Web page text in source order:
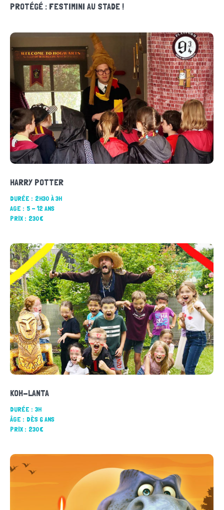
PROTÉGÉ : FESTIMINI AU STADE !
HARRY POTTER
DURÉE : 2H30 À 3H
AGE : 5 - 12 ANS
PRIX : 230€
KOH-LANTA
DURÉE : 3H
ÂGE : DÈS 6 ANS
PRIX : 230€